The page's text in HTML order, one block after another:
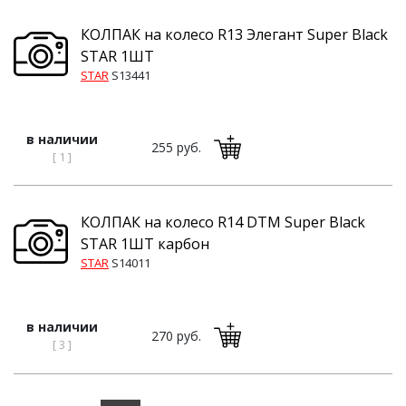
КОЛПАК на колесо R13 Элегант Super Black
STAR 1ШТ
STAR S13441
в наличии
[ 1 ]
255 руб.
КОЛПАК на колесо R14 DTM Super Black
STAR 1ШТ карбон
STAR S14011
в наличии
[ 3 ]
270 руб.